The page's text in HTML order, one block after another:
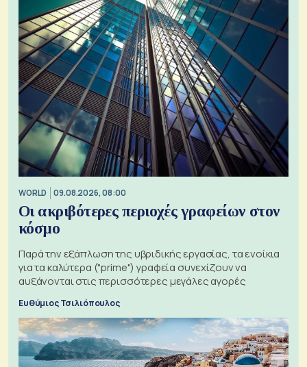
WORLD 09.08.2026, 08:00
Οι ακριβότερες περιοχές γραφείων στον
κόσμο
Παρά την εξάπλωση της υβριδικής εργασίας, τα ενοίκια
για τα καλύτερα ("prime") γραφεία συνεχίζουν να
αυξάνονται στις περισσότερες μεγάλες αγορές
Ευθύμιος Τσιλιόπουλος